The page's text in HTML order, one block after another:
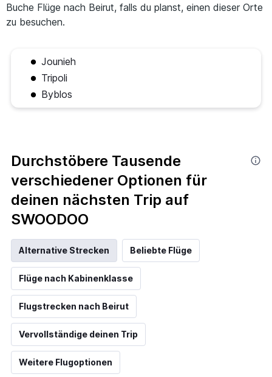
Buche Flüge nach Beirut, falls du planst, einen dieser Orte
zu besuchen.
Jounieh
Tripoli
Byblos
Durchstöbere Tausende
verschiedener Optionen für
deinen nächsten Trip auf
SWOODOO
Alternative Strecken Beliebte Flüge
Flüge nach Kabinenklasse
Flugstrecken nach Beirut
Vervollständige deinen Trip
Weitere Flugoptionen